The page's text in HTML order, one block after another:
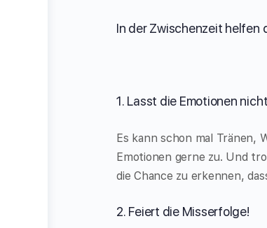
In der Zwischenzeit helfen
1. Lasst die Emotionen
Es kann schon mal Tränen,
Emotionen gerne zu. Und
die Chance zu erkennen,
2. Feiert die Misserfolge!